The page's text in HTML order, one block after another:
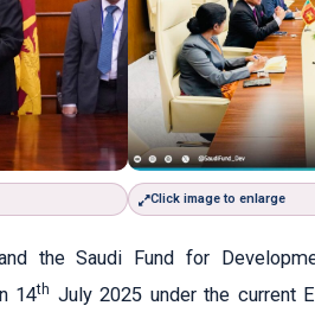
Click image to enlarge
the Saudi Fund for
14th July 2025 under the current